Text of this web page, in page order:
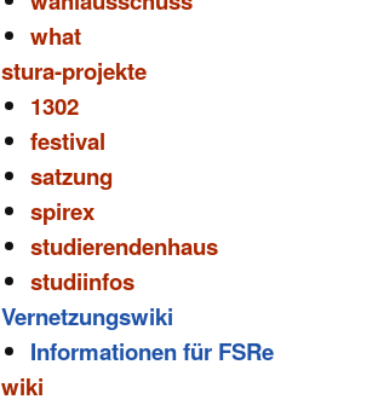
what
stura-projekte
1302
festival
satzung
spirex
studierendenhaus
studiinfos
Vernetzungswiki
Informationen für FSRe
wiki